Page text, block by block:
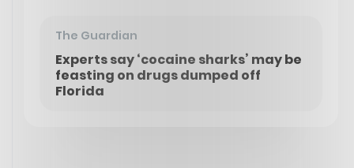
The Guardian
Experts say ‘cocaine sharks’ may be
feasting on drugs dumped off
Florida